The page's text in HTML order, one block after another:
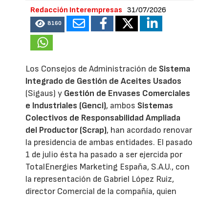
Redacción Interempresas 31/07/2026
8160
Los Consejos de Administración de Sistema
Integrado de Gestión de Aceites Usados
(Sigaus) y Gestión de Envases Comerciales
e Industriales (Genci), ambos Sistemas
Colectivos de Responsabilidad Ampliada
del Productor (Scrap), han acordado renovar
la presidencia de ambas entidades. El pasado
1 de julio ésta ha pasado a ser ejercida por
TotalEnergies Marketing España, S.A.U., con
la representación de Gabriel López Ruiz,
director Comercial de la compañía, quien